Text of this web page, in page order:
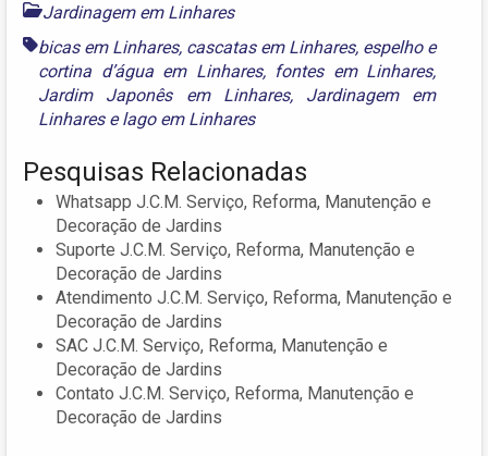
Jardinagem em Linhares
bicas em Linhares, cascatas em Linhares, espelho e
cortina d’água em Linhares, fontes em Linhares,
Jardim Japonês em Linhares, Jardinagem em
Linhareselago em Linhares
Pesquisas Relacionadas
Whatsapp J.C.M. Serviço, Reforma, Manutenção e
Decoração de Jardins
Suporte J.C.M. Serviço, Reforma, Manutenção e
Decoração de Jardins
Atendimento J.C.M. Serviço, Reforma, Manutenção e
Decoração de Jardins
SAC J.C.M. Serviço, Reforma, Manutenção e
Decoração de Jardins
Contato J.C.M. Serviço, Reforma, Manutenção e
Decoração de Jardins